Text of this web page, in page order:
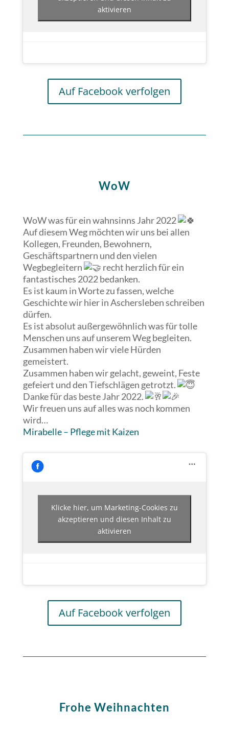
aktivieren
Auf Facebook verfolgen
WoW
WoW was für ein wahnsinns Jahr 2022
Auf diesem Weg möchten wir uns bei allen
Kollegen, Freunden, Bewohnern,
Geschäftspartnern und den vielen
Wegbegleitern
recht herzlich für ein
fantastisches 2022 bedanken.
Es ist kaum in Worte zu fassen, welche
Geschichte wir hier in Aschersleben schreiben
dürfen.
Es ist absolut außergewöhnlich was für tolle
Menschen uns auf unserem Weg begleiten.
Zusammen haben wir viele Hürden
gemeistert.
Zusammen haben wir gelacht, geweint, Feste
gefeiert und den Tiefschlägen getrotzt.
Danke für das beste Jahr 2022.
Wir freuen uns auf alles was noch kommen
wird…
Mirabelle – Pflege mit Kaizen
Klicke hier, um Marketing-Cookies zu
akzeptieren und diesen Inhalt zu
aktivieren
Auf Facebook verfolgen
Frohe Weihnachten